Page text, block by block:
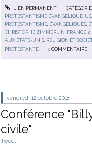
LIEN PERMANENT
PROTESTANTISME ÉVANGÉLIQUE
PROTESTANTISME ÉVANGÉLIQUES
CHRISTOPHE ZIMMERLIN FRANCE 2
AUX ÉTATS-UNIS RELIGION ET
PROTESTANTE
0 COMMENTAIRE
vendredi 12 octobre 2018
Conférence
civile"
Tweet